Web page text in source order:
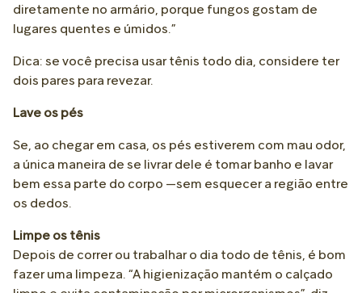
diretamente no armário, porque fungos gostam de
lugares quentes e úmidos.”
Dica: se você precisa usar tênis todo dia, considere ter
dois pares para revezar.
Lave os pés
Se, ao chegar em casa, os pés estiverem com mau odor,
a única maneira de se livrar dele é tomar banho e lavar
bem essa parte do corpo —sem esquecer a região entre
os dedos.
Limpe os tênis
Depois de correr ou trabalhar o dia todo de tênis, é bom
fazer uma limpeza. “A higienização mantém o calçado